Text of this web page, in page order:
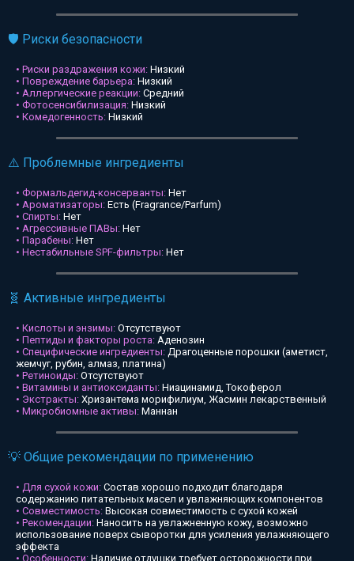
🛡️ Риски безопасности
• Риски раздражения кожи: Низкий
• Повреждение барьера: Низкий
• Аллергические реакции: Средний
• Фотосенсибилизация: Низкий
• Комедогенность: Низкий
⚠️ Проблемные ингредиенты
• Формальдегид-консерванты: Нет
• Ароматизаторы: Есть (Fragrance/Parfum)
• Спирты: Нет
• Агрессивные ПАВы: Нет
• Парабены: Нет
• Нестабильные SPF-фильтры: Нет
🧬 Активные ингредиенты
• Кислоты и энзимы: Отсутствуют
• Пептиды и факторы роста: Аденозин
• Специфические ингредиенты: Драгоценные порошки (аметист,
жемчуг, рубин, алмаз, платина)
• Ретиноиды: Отсутствуют
• Витамины и антиоксиданты: Ниацинамид, Токоферол
• Экстракты: Хризантема морифилиум, Жасмин лекарственный
• Микробиомные активы: Маннан
💡 Общие рекомендации по применению
• Для сухой кожи: Состав хорошо подходит благодаря
содержанию питательных масел и увлажняющих компонентов
• Совместимость: Высокая совместимость с сухой кожей
• Рекомендации: Наносить на увлажненную кожу, возможно
использование поверх сыворотки для усиления увлажняющего
эффекта
• Особенности: Наличие отдушки требует осторожности при